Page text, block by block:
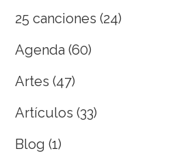
25 canciones (24)
Agenda (60)
Artes (47)
Artículos (33)
Blog (1)